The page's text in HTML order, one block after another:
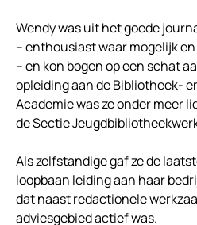
Wendy was uit het goede
– enthousiast waar mogelijk
– en kon bogen op een schat
opleiding aan de Bibliotheek-
Academie was ze onder meer
de Sectie
Als zelfstandige gaf ze de
loopbaan leiding aan haar
dat naast redactionele
adviesgebied actief was.